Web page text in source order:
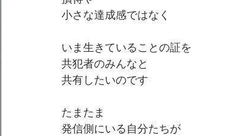
小さな達成感ではなく
いま生きていることの証を
共犯者のみんなと
共有したいのです
たまたま
発信側にいる自分たちが